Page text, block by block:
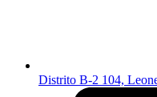
Distrito B-2 104,